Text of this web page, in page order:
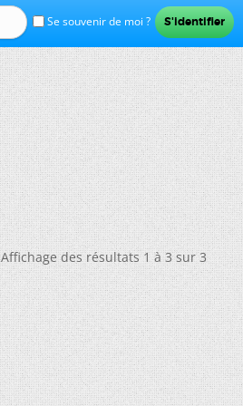
Se souvenir de moi ?
Affichage des résultats 1 à 3 sur 3